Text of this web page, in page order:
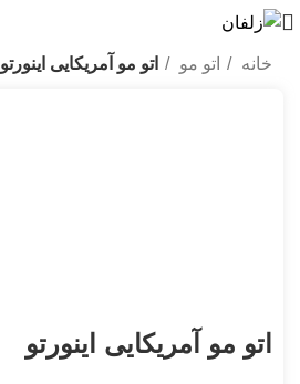
خانه اتو مو اتو مو آمریکایی اینورتو
اتو مو آمریکایی اینورتو